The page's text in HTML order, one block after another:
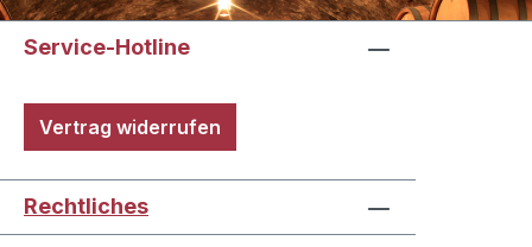
Service-Hotline
Vertrag widerrufen
Rechtliches